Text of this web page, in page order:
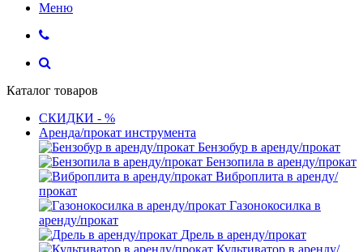
Меню
Каталог товаров
СКИДКИ - %
Аренда/прокат инструмента
Бензобур в аренду/прокат
Бензопила в аренду/прокат
Виброплита в аренду/
прокат
Газонокосилка в
аренду/прокат
Дрель в аренду/прокат
Культиватор в аренду/